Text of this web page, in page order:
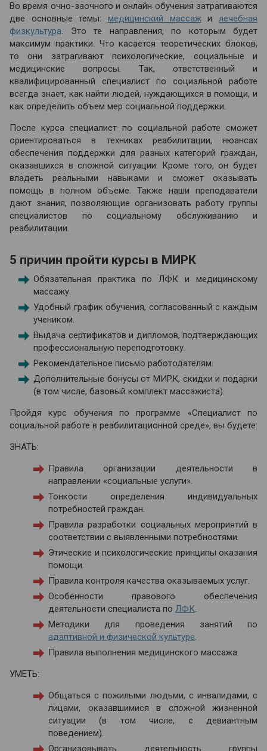
Во время очно-заочного и онлайн обучения затрагиваются
две основные темы: медицинский массажилечебная
физкультура. Это те направления, по которым будет
максимум практики. Что касается теоретических блоков,
то они затрагивают психологические, социальные и
медицинские вопросы. Так, ответственный и
квалифицированный специалист по социальной работе
всегда знает, как найти людей, нуждающихся в помощи, и
как определить объем мер социальной поддержки.
После курса специалист по социальной работе сможет
ориентироваться в техниках реабилитации, нюансах
обеспечения поддержки для разных категорий граждан,
оказавшихся в сложной ситуации. Кроме того, он будет
владеть реальными навыками и сможет оказывать
помощь в полном объеме. Также наши преподаватели
дают знания, позволяющие организовать работу группы
специалистов по социальному обслуживанию и
реабилитации.
5 причин пройти курсы в МИРК
Обязательная практика по ЛФК и медицинскому
массажу.
Удобный график обучения, согласованный с каждым
учеником.
Выдача сертификатов и дипломов, подтверждающих
профессиональную переподготовку.
Рекомендательное письмо работодателям.
Дополнительные бонусы от МИРК, скидки и подарки
(в том числе, базовый комплект массажиста).
Пройдя курс обучения по программе «Специалист по
социальной работе в реабилитационной среде», вы будете:
ЗНАТЬ:
Правила организации деятельности в
направлении «социальные услуги».
Тонкости определения индивидуальных
потребностей граждан.
Правила разработки социальных мероприятий в
соответствии с выявленными потребностями.
Этические и психологические принципы оказания
помощи.
Правила контроля качества оказываемых услуг.
Особенности правового обеспечения
деятельности специалиста по ЛФК.
Методики для проведения занятий по
адаптивной и физической культуре.
Правила выполнения медицинского массажа.
УМЕТЬ:
Общаться с пожилыми людьми, с инвалидами, с
лицами, оказавшимися в сложной жизненной
ситуации (в том числе, с девиантным
поведением).
Организовывать деятельность группы